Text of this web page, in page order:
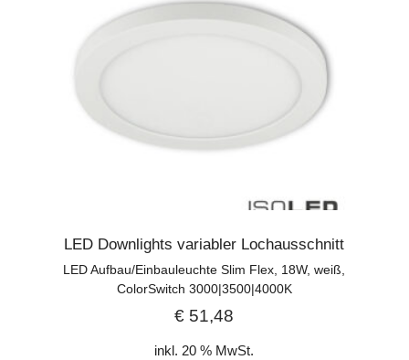
LED Downlights variabler Lochausschnitt
LED Aufbau/Einbauleuchte Slim Flex, 18W, weiß,
ColorSwitch 3000|3500|4000K
€ 51,48
inkl. 20 % MwSt.